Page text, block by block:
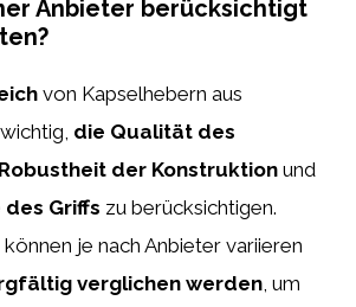
Anbieter berücksichtigt
von Kapselhebern aus
die Qualität des
Robustheit der Konstruktion und
des Griffs zu berücksichtigen.
je nach Anbieter variieren
verglichen werden , um